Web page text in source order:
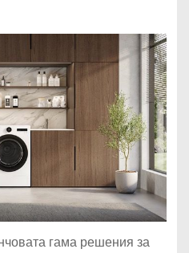
гама решения за